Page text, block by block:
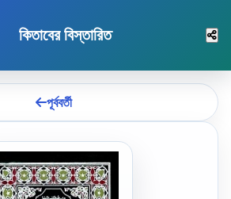
কিতাবের বিস্তারিত
পূর্ববর্তী